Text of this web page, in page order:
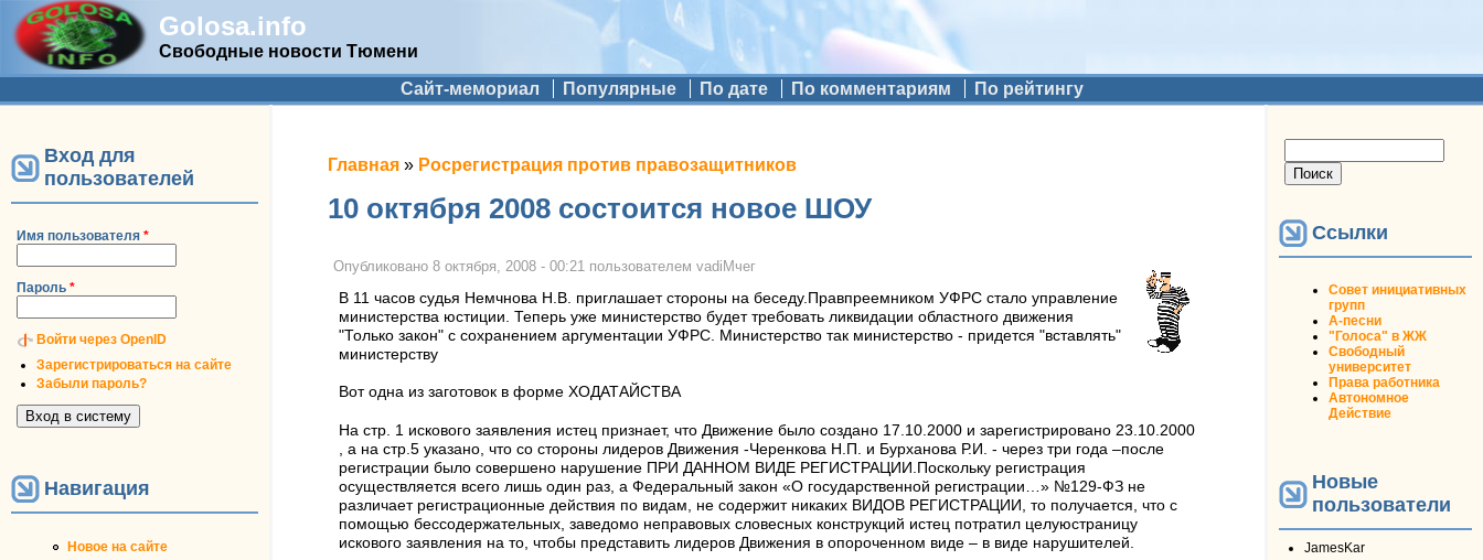
Golosa.info
Свободные новости Тюмени
Дополнительное меню Сайт-мемориал Популярные По дате По комментариям По рейтингу
Вход для
пользователей
Имя пользователя *
Пароль *
Войти через OpenID
Зарегистрироваться на сайте
Забыли пароль?
Навигация
Новое на сайте
Вы здесь
Главная » Росрегистрация против правозащитников
10 октября 2008 состоится новое ШОУ
Опубликовано 8 октября, 2008 - 00:21 пользователем vadiMчег
В 11 часов судья Немчнова Н.В. приглашает стороны на беседу.Правпреемником УФРС стало управление
министерства юстиции. Теперь уже министерство будет требовать ликвидации областного движения
"Только закон" с сохранением аргументации УФРС. Министерство так министерство - придется "вставлять"
министерству
Вот одна из заготовок в форме ХОДАТАЙСТВА
На стр. 1 искового заявления истец признает, что Движение было создано 17.10.2000 и зарегистрировано 23.10.2000
, а на стр.5 указано, что со стороны лидеров Движения -Черенкова Н.П. и Бурханова Р.И. - через три года –после
регистрации было совершено нарушение ПРИ ДАННОМ ВИДЕ РЕГИСТРАЦИИ.Поскольку регистрация
осуществляется всего лишь один раз, а Федеральный закон «О государственной регистрации…» №129-ФЗ не
различает регистрационные действия по видам, не содержит никаких ВИДОВ РЕГИСТРАЦИИ, то получается, что с
помощью бессодержательных, заведомо неправовых словесных конструкций истец потратил целуюстраницу
искового заявления на то, чтобы представить лидеров Движения в опороченном виде – в виде нарушителей.
Ссылки
Совет инициативных
групп
А-песни
"Голоса" в ЖЖ
Свободный
университет
Права работника
Автономное
Действие
Новые
пользователи
JamesKar